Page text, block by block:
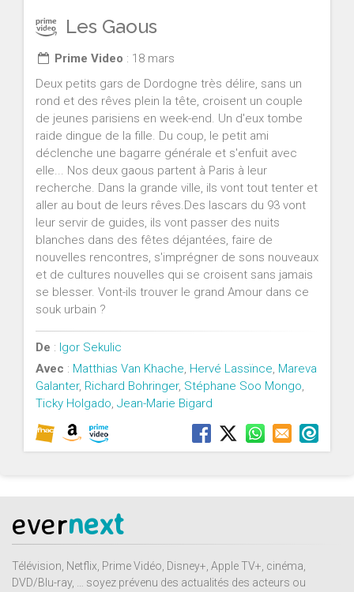
Les Gaous
Prime Video : 18 mars
Deux petits gars de Dordogne très délire, sans un
rond et des rêves plein la tête, croisent un couple
de jeunes parisiens en week-end. Un d'eux tombe
raide dingue de la fille. Du coup, le petit ami
déclenche une bagarre générale et s'enfuit avec
elle... Nos deux gaous partent à Paris à leur
recherche. Dans la grande ville, ils vont tout tenter et
aller au bout de leurs rêves.Des lascars du 93 vont
leur servir de guides, ils vont passer des nuits
blanches dans des fêtes déjantées, faire de
nouvelles rencontres, s'imprégner de sons nouveaux
et de cultures nouvelles qui se croisent sans jamais
se blesser. Vont-ils trouver le grand Amour dans ce
souk urbain ?
De : Igor Sekulic
Avec : Matthias Van Khache, Hervé Lassïnce, Mareva
Galanter, Richard Bohringer, Stéphane Soo Mongo,
Ticky Holgado, Jean-Marie Bigard
evernext
Télévision, Netflix, Prime Vidéo, Disney+, Apple TV+, cinéma,
DVD/Blu-ray, … soyez prévenu des actualités des acteurs ou